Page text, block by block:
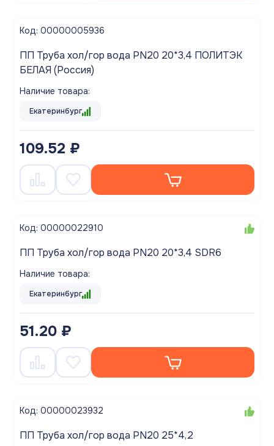
Код: 00000005936
ПП Труба хол/гор вода PN20 20*3,4 ПОЛИТЭК
БЕЛАЯ (Россия)
Наличие товара:
Екатеринбург
109.52 ₽
Код: 00000022910
ПП Труба хол/гор вода PN20 20*3,4 SDR6
Наличие товара:
Екатеринбург
51.20 ₽
Код: 00000023932
ПП Труба хол/гор вода PN20 25*4,2